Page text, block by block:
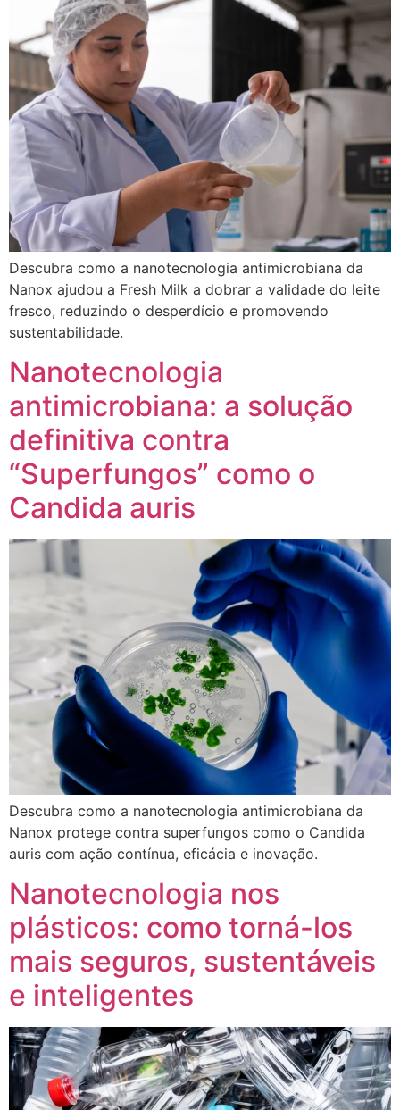
Descubra como a nanotecnologia antimicrobiana da
Nanox ajudou a Fresh Milk a dobrar a validade do leite
fresco, reduzindo o desperdício e promovendo
sustentabilidade.
Nanotecnologia
antimicrobiana: a solução
definitiva contra
“Superfungos” como o
Candida auris
Descubra como a nanotecnologia antimicrobiana da
Nanox protege contra superfungos como o Candida
auris com ação contínua, eficácia e inovação.
Nanotecnologia nos
plásticos: como torná-los
mais seguros, sustentáveis
e inteligentes